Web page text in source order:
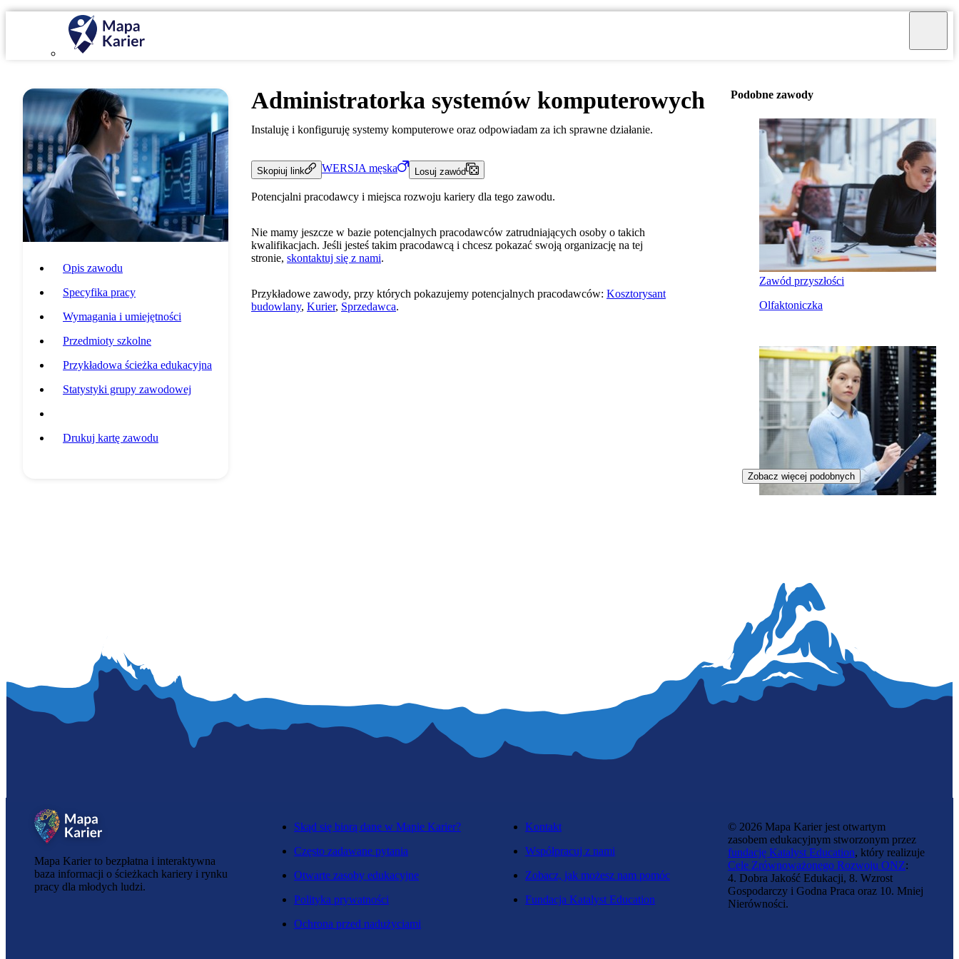
Opis zawodu
Specyfika pracy
Wymagania i umiejętności
Przedmioty szkolne
Przykładowa ścieżka edukacyjna
Statystyki grupy zawodowej
Drukuj kartę zawodu
Administratorka systemów komputerowych
Instaluję i konfiguruję systemy komputerowe oraz odpowiadam za ich sprawne działanie.
Skopiuj link WERSJA męska Losuj zawód
Potencjalni pracodawcy i miejsca rozwoju kariery dla tego zawodu.
Nie mamy jeszcze w bazie potencjalnych pracodawców zatrudniających osoby o takich
kwalifikacjach. Jeśli jesteś takim pracodawcą i chcesz pokazać swoją organizację na tej
stronie, skontaktuj się z nami.
Przykładowe zawody, przy których pokazujemy potencjalnych pracodawców: Kosztorysant
budowlany, Kurier, Sprzedawca.
Podobne zawody
Zawód przyszłości
Olfaktoniczka
Zobacz więcej podobnych
Mapa Karier to bezpłatna i interaktywna
baza informacji o ścieżkach kariery i rynku
pracy dla młodych ludzi.
Skąd się biorą dane w Mapie Karier?
Często zadawane pytania
Otwarte zasoby edukacyjne
Polityka prywatności
Ochrona przed nadużyciami
Kontakt
Współpracuj z nami
Zobacz, jak możesz nam pomóc
Fundacja Katalyst Education
© 2026 Mapa Karier jest otwartym
zasobem edukacyjnym stworzonym przez
fundację Katalyst Education, który realizuje
Cele Zrównoważonego Rozwoju ONZ:
4. Dobra Jakość Edukacji, 8. Wzrost
Gospodarczy i Godna Praca oraz 10. Mniej
Nierówności.